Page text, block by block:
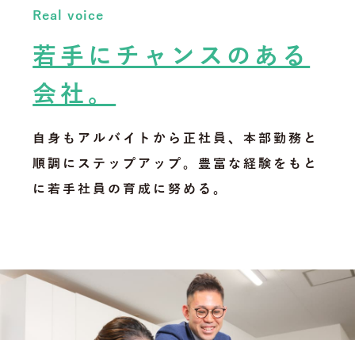
Real voice
若手にチャンスのある
会社。
自身もアルバイトから正社員、本部勤務と
順調にステップアップ。豊富な経験をもと
に若手社員の育成に努める。